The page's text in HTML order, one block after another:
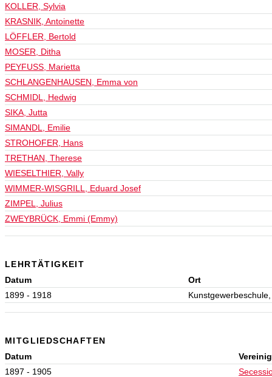
KOLLER, Sylvia
KRASNIK, Antoinette
LÖFFLER, Bertold
MOSER, Ditha
PEYFUSS, Marietta
SCHLANGENHAUSEN, Emma von
SCHMIDL, Hedwig
SIKA, Jutta
SIMANDL, Emilie
STROHOFER, Hans
TRETHAN, Therese
WIESELTHIER, Vally
WIMMER-WISGRILL, Eduard Josef
ZIMPEL, Julius
ZWEYBRÜCK, Emmi (Emmy)
LEHRTÄTIGKEIT
Datum
Ort
1899 - 1918
MITGLIEDSCHAFTEN
Datum
1897 - 1905